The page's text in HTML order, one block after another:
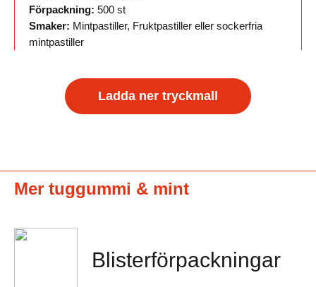
Förpackning: 500 st
Smaker: Mintpastiller, Fruktpastiller eller sockerfria
mintpastiller
Ladda ner tryckmall
Mer tuggummi & mint
Blisterförpackningar